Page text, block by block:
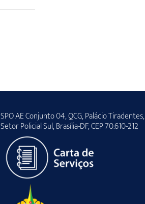
SPO AE Conjunto 04, QCG, Palácio Tiradentes,
Setor Policial Sul, Brasília-DF, CEP 70.610-212